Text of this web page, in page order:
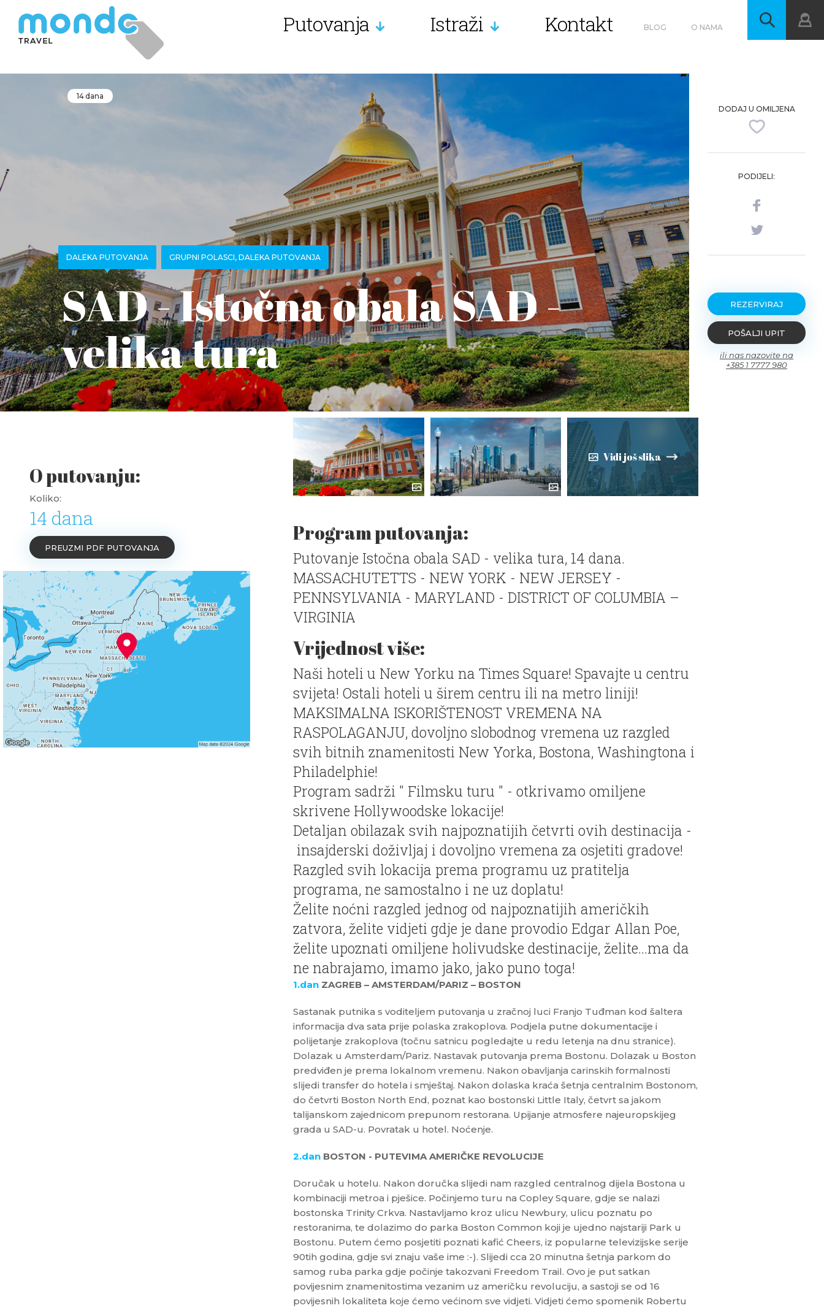
Putovanja Istraži Kontakt BLOG O NAMA
14 dana
DALEKA PUTOVANJA GRUPNI POLASCI, DALEKA PUTOVANJA
SAD - Istočna obala SAD -
velika tura
DODAJ U OMILJENA
PODIJELI:
REZERVIRAJ
POŠALJI UPIT
ili nas nazovite na
+385 1 7777 980
O putovanju:
Koliko:
14 dana
PREUZMI PDF PUTOVANJA
Vidi još slika
Program putovanja:
Putovanje Istočna obala SAD - velika tura, 14 dana.
MASSACHUTETTS - NEW YORK - NEW JERSEY -
PENNSYLVANIA - MARYLAND - DISTRICT OF COLUMBIA –
VIRGINIA
Vrijednost više:
Naši hoteli u New Yorku na Times Square! Spavajte u centru
svijeta! Ostali hoteli u širem centru ili na metro liniji!
MAKSIMALNA ISKORIŠTENOST VREMENA NA
RASPOLAGANJU, dovoljno slobodnog vremena uz razgled
svih bitnih znamenitosti New Yorka, Bostona, Washingtona i
Philadelphie!
Program sadrži " Filmsku turu " - otkrivamo omiljene
skrivene Hollywoodske lokacije!
Detaljan obilazak svih najpoznatijih četvrti ovih destinacija -
insajderski doživljaj i dovoljno vremena za osjetiti gradove!
Razgled svih lokacija prema programu uz pratitelja
programa, ne samostalno i ne uz doplatu!
Želite noćni razgled jednog od najpoznatijih američkih
zatvora, želite vidjeti gdje je dane provodio Edgar Allan Poe,
želite upoznati omiljene holivudske destinacije, želite...ma da
ne nabrajamo, imamo jako, jako puno toga!
1.dan ZAGREB – AMSTERDAM/PARIZ – BOSTON
Sastanak putnika s voditeljem putovanja u zračnoj luci Franjo Tuđman kod šaltera
informacija dva sata prije polaska zrakoplova. Podjela putne dokumentacije i
polijetanje zrakoplova (točnu satnicu pogledajte u redu letenja na dnu stranice).
Dolazak u Amsterdam/Pariz. Nastavak putovanja prema Bostonu. Dolazak u Boston
predviđen je prema lokalnom vremenu. Nakon obavljanja carinskih formalnosti
slijedi transfer do hotela i smještaj. Nakon dolaska kraća šetnja centralnim Bostonom,
do četvrti Boston North End, poznat kao bostonski Little Italy, četvrt sa jakom
talijanskom zajednicom prepunom restorana. Upijanje atmosfere najeuropskijeg
grada u SAD-u. Povratak u hotel. Noćenje.
2.dan BOSTON - PUTEVIMA AMERIČKE REVOLUCIJE
Doručak u hotelu. Nakon doručka slijedi nam razgled centralnog dijela Bostona u
kombinaciji metroa i pješice. Počinjemo turu na Copley Square, gdje se nalazi
bostonska Trinity Crkva. Nastavljamo kroz ulicu Newbury, ulicu poznatu po
restoranima, te dolazimo do parka Boston Common koji je ujedno najstariji Park u
Bostonu. Putem ćemo posjetiti poznati kafić Cheers, iz popularne televizijske serije
90tih godina, gdje svi znaju vaše ime :-). Slijedi cca 20 minutna šetnja parkom do
samog ruba parka gdje počinje takozvani Freedom Trail. Ovo je put satkan
povijesnim znamenitostima vezanim uz američku revoluciju, a sastoji se od 16
povijesnih lokaliteta koje ćemo većinom sve vidjeti. Vidjeti ćemo spomenik Robertu